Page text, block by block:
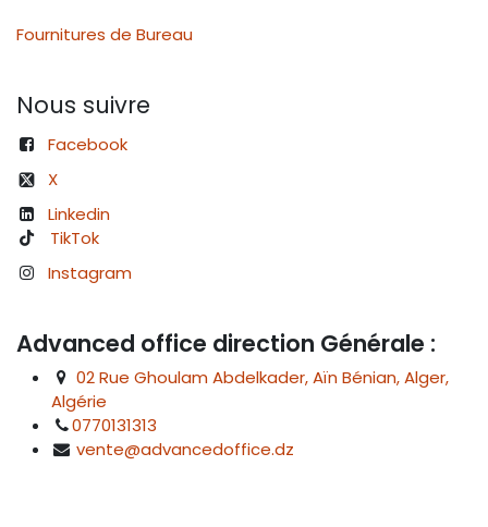
Fournitures de Bureau
Nous suivre
Facebook
X
Linkedin
TikTok
Instagram
Advanced office direction Générale :
02 Rue Ghoulam Abdelkader, Aïn Bénian, Alger,
Algérie
0770131313
vente@advancedoffice.dz